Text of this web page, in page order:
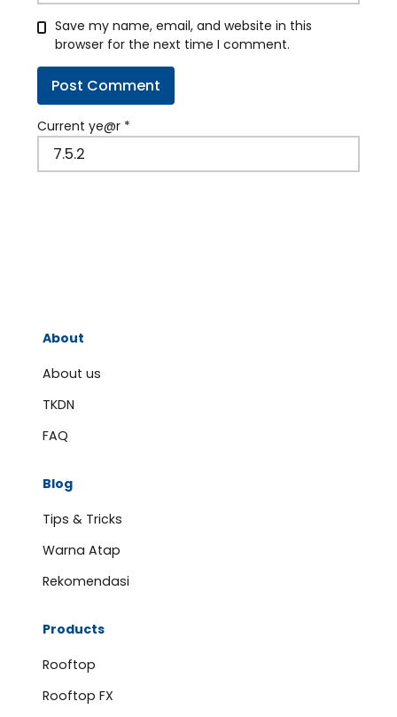
Save my name, email, and website in this
browser for the next time I comment.
Current ye@r *
About
About us
TKDN
FAQ
Blog
Tips & Tricks
Warna Atap
Rekomendasi
Products
Rooftop
Rooftop FX